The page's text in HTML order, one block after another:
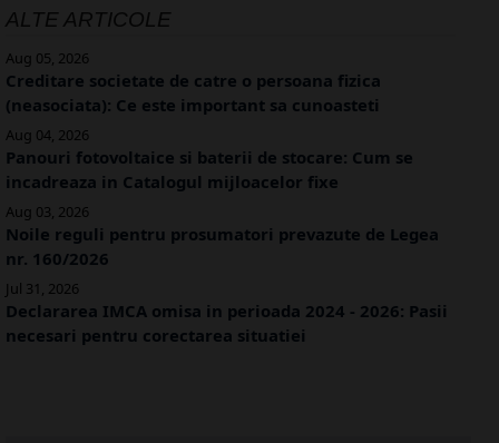
ALTE ARTICOLE
Aug 05, 2026
Creditare societate de catre o persoana fizica
(neasociata): Ce este important sa cunoasteti
Aug 04, 2026
Panouri fotovoltaice si baterii de stocare: Cum se
incadreaza in Catalogul mijloacelor fixe
Aug 03, 2026
Noile reguli pentru prosumatori prevazute de Legea
nr. 160/2026
Jul 31, 2026
Declararea IMCA omisa in perioada 2024 - 2026: Pasii
necesari pentru corectarea situatiei